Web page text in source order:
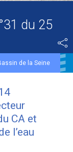
du 25
de la Seine
CA et
l’eau